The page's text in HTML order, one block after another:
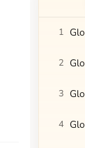
1
2
3
4